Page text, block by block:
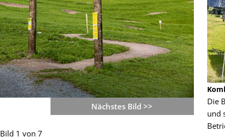
Nächstes Bild >>
Bild 1 von 7
Alpine Coaster - Imst - Tirol - Bilder
Mehr als 3,5 Kilometer Fahrspaß auf dem
Alpine Coaster in Imst! Hier kannst Du Dir
Die
und